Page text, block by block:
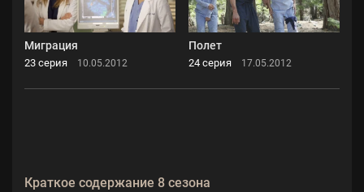
Миграция
23 серия 10.05.2012
Полет
24 серия 17.05.2012
Краткое содержание 8 сезона